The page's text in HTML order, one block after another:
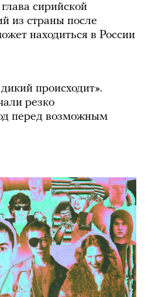
сирийской
из страны после
находиться в России
происходит».
резко
перед возможным